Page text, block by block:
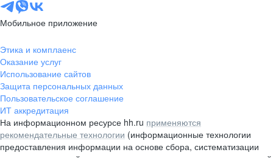
Мобильное приложение
Этика и комплаенс
Оказание услуг
Использование сайтов
Защита персональных данных
Пользовательское соглашение
ИТ аккредитация
На информационном ресурсе hh.ru применяются
рекомендательные технологии (информационные технологии
предоставления информации на основе сбора, систематизации